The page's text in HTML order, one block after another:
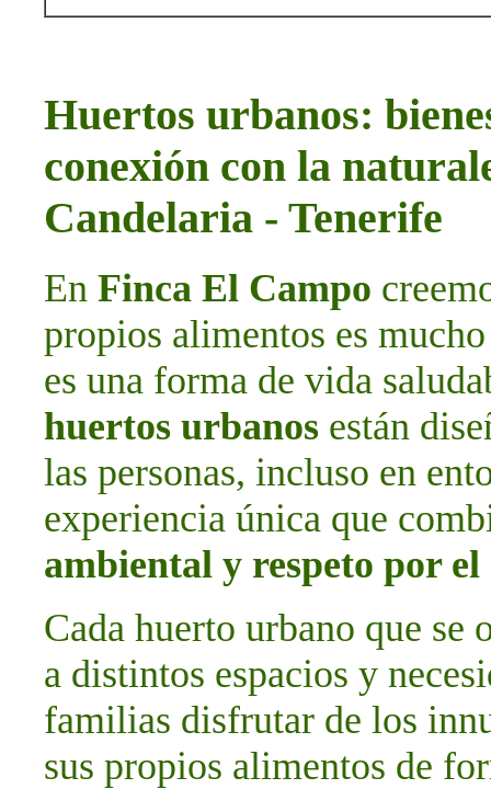
Huertos urbanos:
conexión con la
Candelaria - Tenerife
En Finca El Campo
propios alimentos es
es una forma de vida
huertos urbanos están
las personas, incluso en
experiencia única que
ambiental y respeto por
Cada huerto urbano que se
a distintos espacios y
familias disfrutar de los
sus propios alimentos de